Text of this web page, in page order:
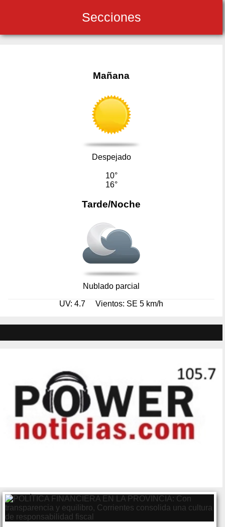
Secciones
Mañana
Despejado
10°
16°
Tarde/Noche
Nublado parcial
UV: 4.7 Vientos: SE 5 km/h